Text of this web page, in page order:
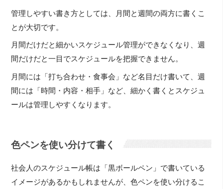
管理しやすい書き方としては、月間と週間の両方に書くこ
とが大切です。
月間だけだと細かいスケジュール管理ができなくなり、週
間だけだと一目でスケジュールを把握できません。
月間には「打ち合わせ・食事会」など名目だけ書いて、週
間には「時間・内容・相手」など、細かく書くとスケジュ
ールは管理しやすくなります。
色ペンを使い分けて書く
社会人のスケジュール帳は「黒ボールペン」で書いている
イメージがあるかもしれませんが、色ペンを使い分けるこ